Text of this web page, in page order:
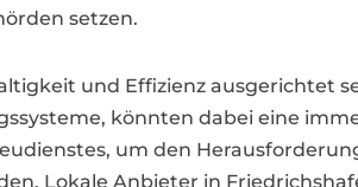
setzen.
und Effizienz ausgerichtet
könnten dabei eine
um den
Lokale Anbieter in